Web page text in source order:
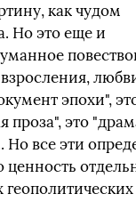
как чудом
Но это еще и
эпохи",
проза", это
Но все эти
ценность